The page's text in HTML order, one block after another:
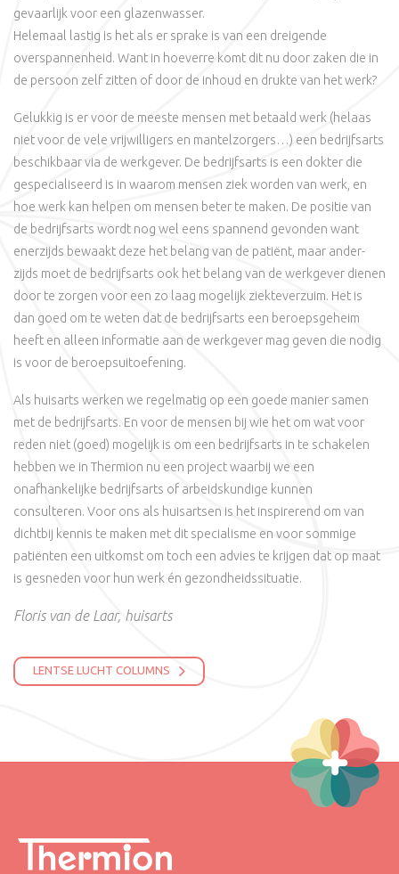
gevaarlijk voor een glazenwasser.
Helemaal lastig is het als er sprake is van een dreigende
overspannenheid. Want in hoeverre komt dit nu door zaken die in
de persoon zelf zitten of door de inhoud en drukte van het werk?
Gelukkig is er voor de meeste mensen met betaald werk (helaas
niet voor de vele vrijwilligers en mantelzorgers…) een bedrijfsarts
beschikbaar via de werkgever. De bedrijfsarts is een dokter die
gespecialiseerd is in waarom mensen ziek worden van werk, en
hoe werk kan helpen om mensen beter te maken. De positie van
de bedrijfsarts wordt nog wel eens spannend gevonden want
enerzijds bewaakt deze het belang van de patiënt, maar ander-
zijds moet de bedrijfsarts ook het belang van de werkgever dienen
door te zorgen voor een zo laag mogelijk ziekteverzuim. Het is
dan goed om te weten dat de bedrijfsarts een beroepsgeheim
heeft en alleen informatie aan de werkgever mag geven die nodig
is voor de beroepsuitoefening.
Als huisarts werken we regelmatig op een goede manier samen
met de bedrijfsarts. En voor de mensen bij wie het om wat voor
reden niet (goed) mogelijk is om een bedrijfsarts in te schakelen
hebben we in Thermion nu een project waarbij we een
onafhankelijke bedrijfsarts of arbeidskundige kunnen
consulteren. Voor ons als huisartsen is het inspirerend om van
dichtbij kennis te maken met dit specialisme en voor sommige
patiënten een uitkomst om toch een advies te krijgen dat op maat
is gesneden voor hun werk én gezondheidssituatie.
Floris van de Laar, huisarts
LENTSE LUCHT COLUMNS